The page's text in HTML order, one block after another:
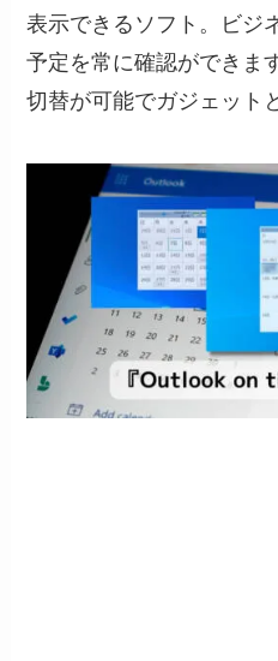
表示できるソフト。ビジ
予定を常に確認ができま
切替が可能でガジェット